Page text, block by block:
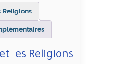
Religions
les Religions